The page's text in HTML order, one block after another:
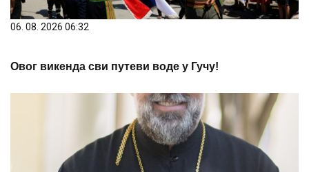
06. 08. 2026 06:32
Овог викенда сви путеви воде у Гучу!